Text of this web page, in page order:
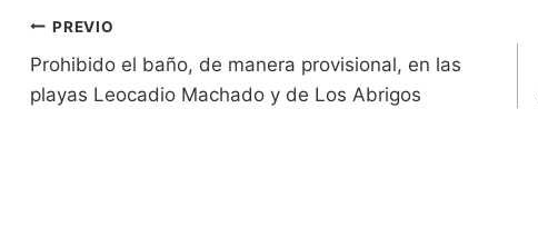
n
dl
y
k
p
o
k
Navegación
de
PREVIO
Prohibido el baño, de manera provisional, en las
playas Leocadio Machado y de Los Abrigos